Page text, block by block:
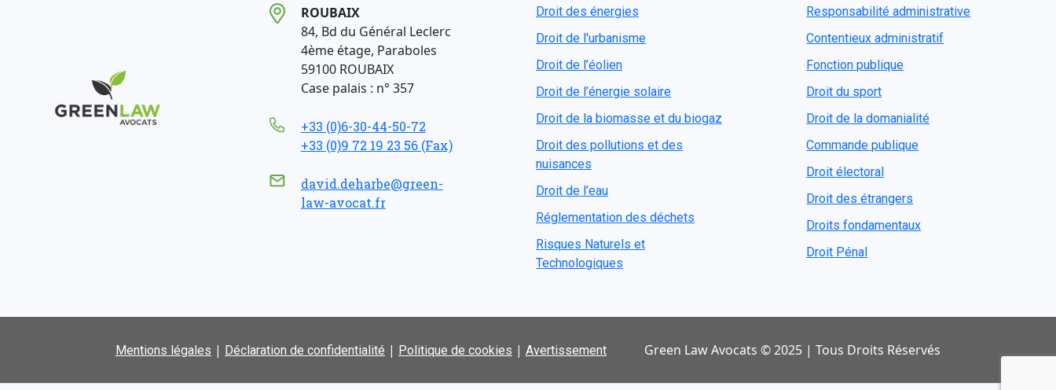
ROUBAIX
84, Bd du Général Leclerc
4ème étage, Paraboles
59100 ROUBAIX
Case palais : n° 357
+33 (0)6-30-44-50-72
+33 (0)9 72 19 23 56 (Fax)
david.deharbe@green-
law-avocat.fr
Droit des énergies
Droit de l'urbanisme
Droit de l’éolien
Droit de l’énergie solaire
Droit de la biomasse et du biogaz
Droit des pollutions et des
nuisances
Droit de l’eau
Réglementation des déchets
Risques Naturels et
Technologiques
Responsabilité administrative
Contentieux administratif
Fonction publique
Droit du sport
Droit de la domanialité
Commande publique
Droit électoral
Droit des étrangers
Droits fondamentaux
Droit Pénal
Mentions légales | Déclaration de confidentialité | Politique de cookies | Avertissement Green Law Avocats © 2025 | Tous Droits Réservés